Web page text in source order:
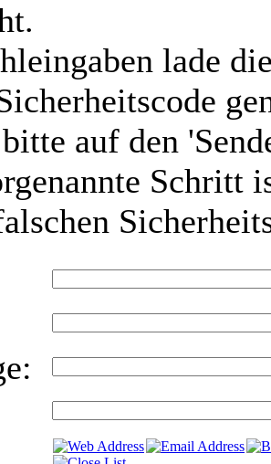
lade
auf den
Schritt